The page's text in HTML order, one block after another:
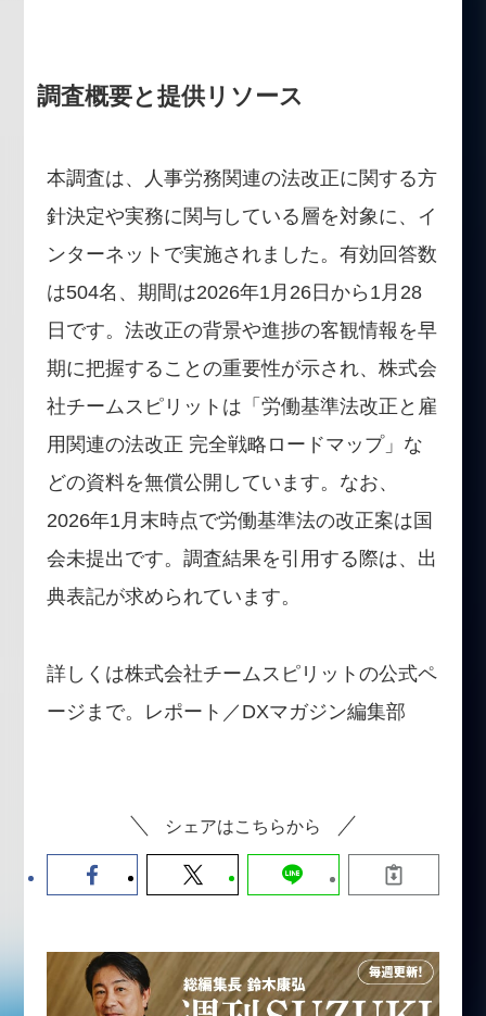
調査概要と提供リソース
本調査は、人事労務関連の法改正に関する方
針決定や実務に関与している層を対象に、イ
ンターネットで実施されました。有効回答数
は504名、期間は2026年1月26日から1月28
日です。法改正の背景や進捗の客観情報を早
期に把握することの重要性が示され、株式会
社チームスピリットは「労働基準法改正と雇
用関連の法改正 完全戦略ロードマップ」な
どの資料を無償公開しています。なお、
2026年1月末時点で労働基準法の改正案は国
会未提出です。調査結果を引用する際は、出
典表記が求められています。
詳しくは株式会社チームスピリットの公式ペ
ージまで。レポート／DXマガジン編集部
シェアはこちらから